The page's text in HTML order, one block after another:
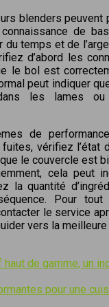
blenders peuvent
de
du temps et de
d’abord les
le bol est
peut indiquer
les lames
de
vérifiez l’état
le couvercle est
cela peut
la quantité
Pour tout
le service
vers la
haut de gamme, un
pour une